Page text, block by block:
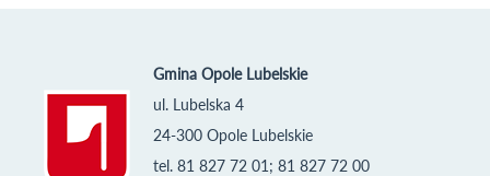
Gmina Opole Lubelskie
ul. Lubelska 4
24-300 Opole Lubelskie
tel. 81 827 72 01; 81 827 72 00